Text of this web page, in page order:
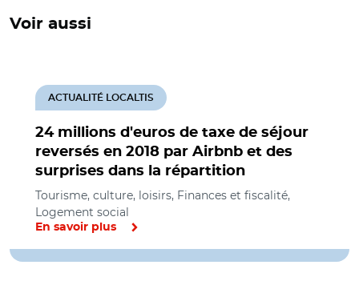
Voir aussi
24 millions d'euros de taxe de séjour
reversés en 2018 par Airbnb et des
surprises dans la répartition
ACTUALITÉ LOCALTIS
Tourisme, culture, loisirs, Finances et fiscalité,
Logement social
En savoir plus